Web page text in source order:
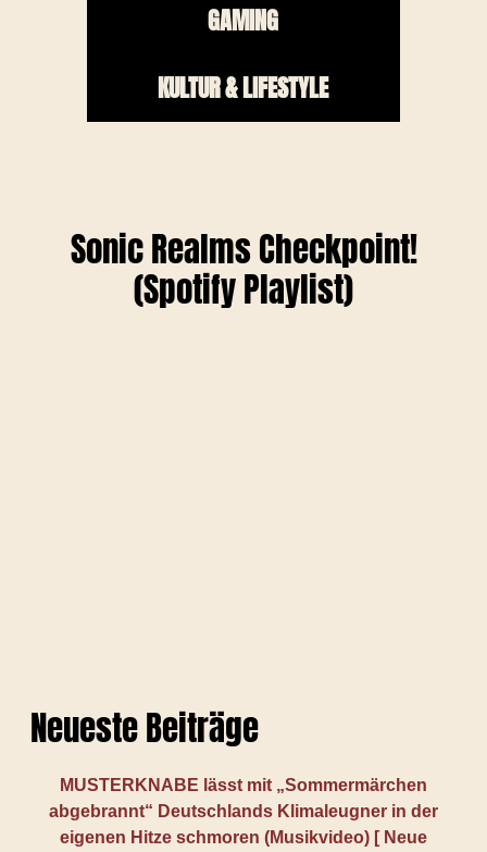
GAMING
KULTUR & LIFESTYLE
Sonic Realms Checkpoint!
(Spotify Playlist)
Neueste Beiträge
MUSTERKNABE lässt mit „Sommermärchen
abgebrannt“ Deutschlands Klimaleugner in der
eigenen Hitze schmoren (Musikvideo) [ Neue